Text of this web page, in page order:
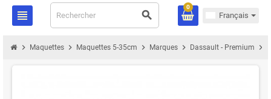
view_headline search
0
Français
chevron_right Maquettes chevron_right Maquettes 5-35cm chevron_right Marques chevron_right Dassault - Premium chevron_right